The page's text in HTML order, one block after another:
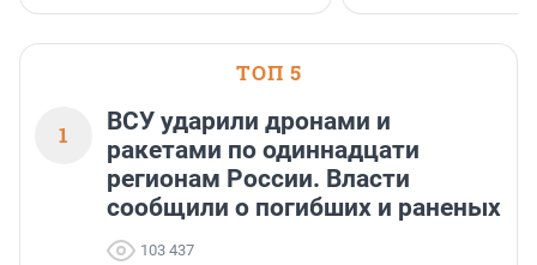
ТОП 5
1
ВСУ ударили дронами и
ракетами по одиннадцати
регионам России. Власти
сообщили о погибших и раненых
103 437